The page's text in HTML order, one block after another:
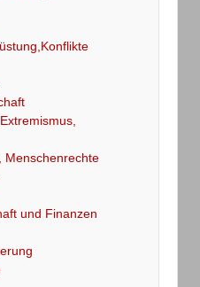
Menschenrechte
und Finanzen